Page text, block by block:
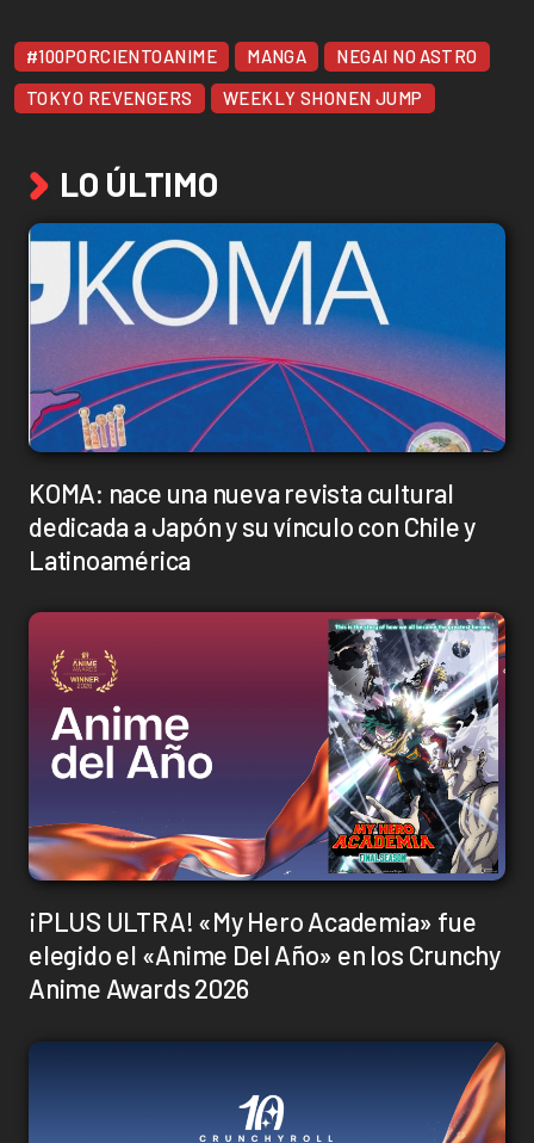
#100PORCIENTOANIME MANGA
NEGAI NO ASTRO
TOKYO REVENGERS
WEEKLY SHONEN JUMP
LO ÚLTIMO
KOMA: nace una nueva revista cultural
dedicada a Japón y su vínculo con Chile y
Latinoamérica
¡PLUS ULTRA! «My Hero Academia» fue
elegido el «Anime Del Año» en los Crunchy
Anime Awards 2026